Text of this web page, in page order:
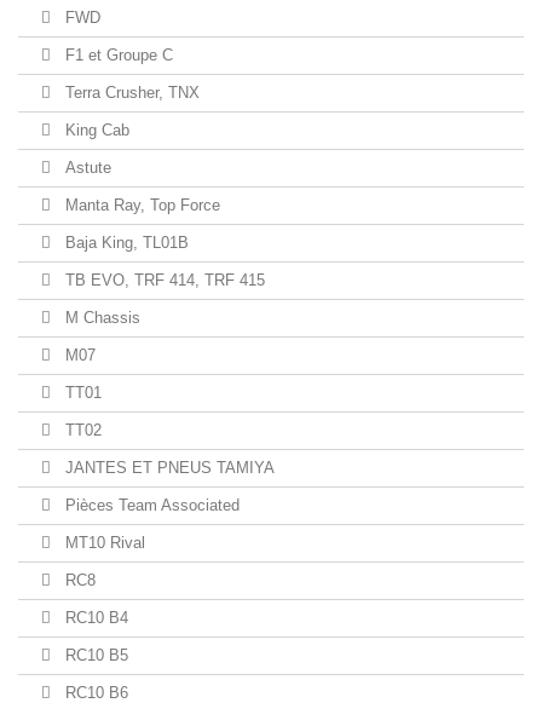
FWD
F1 et Groupe C
Terra Crusher, TNX
King Cab
Astute
Manta Ray, Top Force
Baja King, TL01B
TB EVO, TRF 414, TRF 415
M Chassis
M07
TT01
TT02
JANTES ET PNEUS TAMIYA
Pièces Team Associated
MT10 Rival
RC8
RC10 B4
RC10 B5
RC10 B6